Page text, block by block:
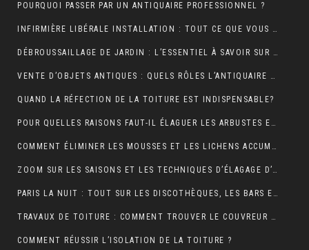
POURQUOI PASSER PAR UN ANTIQUAIRE PROFESSIONNEL ?
INFIRMIÈRE LIBÉRALE INSTALLATION : TOUT CE QUE VOUS DEVEZ SAVOIR
DÉBROUSSAILLAGE DE JARDIN : L’ESSENTIEL À SAVOIR SUR CETTE OPÉRATION
VENTE D’OBJETS ANTIQUES : QUELS RÔLES L’ANTIQUAIRE ASSURE-T-IL ?
QUAND LA RÉFECTION DE LA TOITURE EST INDISPENSABLE?
POUR QUELLES RAISONS FAUT-IL ÉLAGUER LES ARBUSTES ET LES ARBRES ?
COMMENT ÉLIMINER LES MOUSSES ET LES LICHENS ACCUMULÉS SUR LE TOIT ?
ZOOM SUR LES SAISONS ET LES TECHNIQUES D’ÉLAGAGE D’ARBRE
PARIS LA NUIT : TOUT SUR LES DISCOTHÈQUES, LES BARS ET LA VIE NOCTURNE
TRAVAUX DE TOITURE : COMMENT TROUVER LE COUVREUR IDÉAL?
COMMENT RÉUSSIR L’ISOLATION DE LA TOITURE ?